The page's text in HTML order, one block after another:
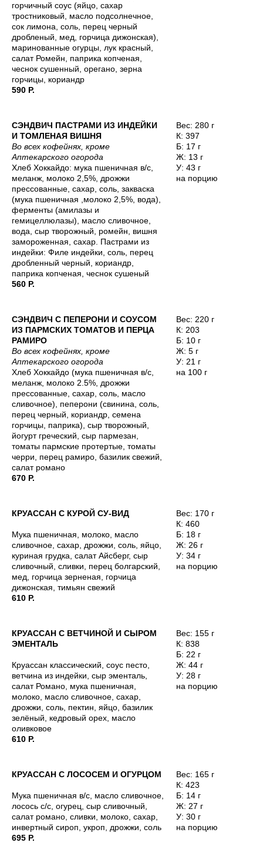
горчичный соус (яйцо, сахар
тростниковый, масло подсолнечное,
сок лимона, соль, перец черный
дробленый, мед, горчица дижонская),
маринованные огурцы, лук красный,
салат Ромейн, паприка копченая,
чеснок сушенный, орегано, зерна
горчицы, кориандр
590 Р.
СЭНДВИЧ ПАСТРАМИ ИЗ ИНДЕЙКИ
И ТОМЛЕНАЯ ВИШНЯ
Во всех кофейнях, кроме
Аптекарского огорода
Хлеб Хоккайдо: мука пшеничная в/с,
меланж, молоко 2,5%, дрожжи
прессованные, сахар, соль, закваска
(мука пшеничная ,молоко 2,5%, вода),
ферменты (амилазы и
гемицеллюлазы), масло сливочное,
вода, сыр творожный, ромейн, вишня
замороженная, сахар. Пастрами из
индейки: Филе индейки, соль, перец
дробленный черный, кориандр,
паприка копченая, чеснок сушеный
560 Р.
Вес: 280 г
К: 397
Б: 17 г
Ж: 13 г
У: 43 г
на порцию
СЭНДВИЧ С ПЕПЕРОНИ И СОУСОМ
ИЗ ПАРМСКИХ ТОМАТОВ И ПЕРЦА
РАМИРО
Во всех кофейнях, кроме
Аптекарского огорода
Хлеб Хоккайдо (мука пшеничная в/с,
меланж, молоко 2.5%, дрожжи
прессованные, сахар, соль, масло
сливочное), пеперони (свинина, соль,
перец черный, кориандр, семена
горчицы, паприка), сыр творожный,
йогурт греческий, сыр пармезан,
томаты пармские протертые, томаты
черри, перец рамиро, базилик свежий,
салат романо
670 Р.
Вес: 220 г
К: 203
Б: 10 г
Ж: 5 г
У: 21 г
на 100 г
КРУАССАН С КУРОЙ СУ-ВИД
Мука пшеничная, молоко, масло
сливочное, сахар, дрожжи, соль, яйцо,
куриная грудка, салат Айсберг, сыр
сливочный, сливки, перец болгарский,
мед, горчица зерненая, горчица
дижонская, тимьян свежий
610 Р.
Вес: 170 г
К: 460
Б: 18 г
Ж: 26 г
У: 34 г
на порцию
КРУАССАН С ВЕТЧИНОЙ И СЫРОМ
ЭМЕНТАЛЬ
Круассан классический, соус песто,
ветчина из индейки, сыр эменталь,
салат Романо, мука пшеничная,
молоко, масло сливочное, сахар,
дрожжи, соль, пектин, яйцо, базилик
зелёный, кедровый орех, масло
оливковое
610 Р.
Вес: 155 г
К: 838
Б: 22 г
Ж: 44 г
У: 28 г
на порцию
КРУАССАН С ЛОСОСЕМ И ОГУРЦОМ
Мука пшеничная в/с, масло сливочное,
лосось с/с, огурец, сыр сливочный,
салат романо, сливки, молоко, сахар,
инвертный сироп, укроп, дрожжи, соль
695 Р.
Вес: 165 г
К: 423
Б: 14 г
Ж: 27 г
У: 30 г
на порцию